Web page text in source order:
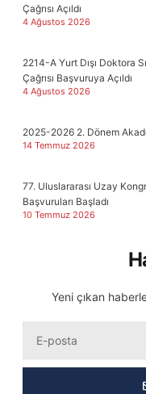
Çağrısı Açıldı
4 Ağustos 2026
2214-A Yurt Dışı Doktora
Çağrısı Başvuruya Açıldı
4 Ağustos 2026
2025-2026 2. Dönem
14 Temmuz 2026
77. Uluslararası Uzay
Başvuruları Başladı
10 Temmuz 2026
Yeni çıkan